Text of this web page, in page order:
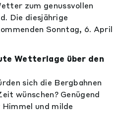
zum genussvollen
Die diesjährige
Sonntag, 6. April
Wetterlage über den
sich die Bergbahnen
wünschen? Genügend
und milde